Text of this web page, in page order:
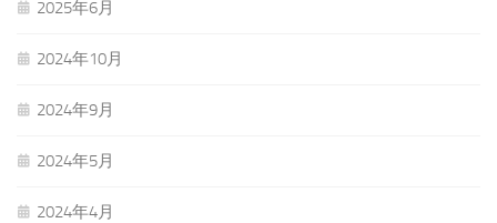
2025年6月
2024年10月
2024年9月
2024年5月
2024年4月